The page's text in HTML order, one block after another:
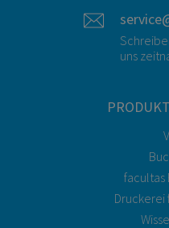
uns
facultas
Druckerei